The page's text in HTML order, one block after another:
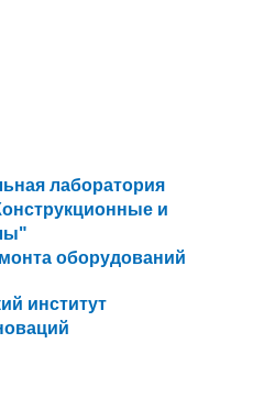
лаборатория
и
оборудований
институт